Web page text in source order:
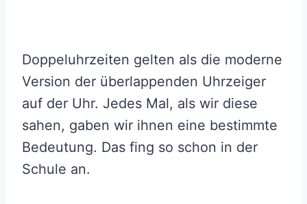
Doppeluhrzeiten gelten als die moderne
Version der überlappenden Uhrzeiger
auf der Uhr. Jedes Mal, als wir diese
sahen, gaben wir ihnen eine bestimmte
Bedeutung. Das fing so schon in der
Schule an.